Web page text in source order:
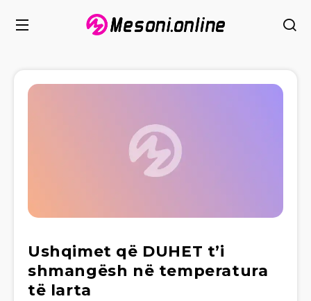
Ushqimet që DUHET t’i
shmangësh në temperatura
të larta